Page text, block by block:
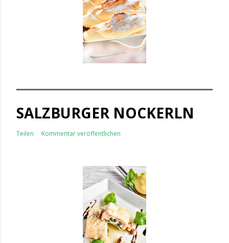
SALZBURGER NOCKERLN
Teilen Kommentar veröffentlichen